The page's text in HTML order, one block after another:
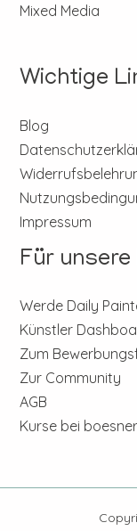
Mixed Media
Wichtige
Blog
Impressum
Für
Werde Daily
Künstler
Zum
Zur Community
AGB
Kurse bei boesner